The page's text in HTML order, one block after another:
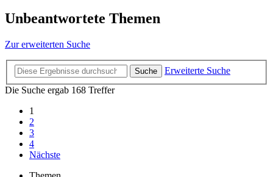
Unbeantwortete Themen
Zur erweiterten Suche
Suche
Erweiterte Suche
Die Suche ergab 168 Treffer
1
2
3
4
Nächste